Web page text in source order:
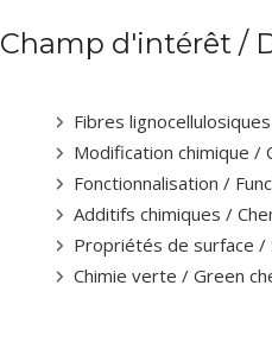
Champ d'intérêt /
Fibres
Modification chimique /
Fonctionnalisation /
Additifs chimiques /
Propriétés de surface /
Chimie verte / Green